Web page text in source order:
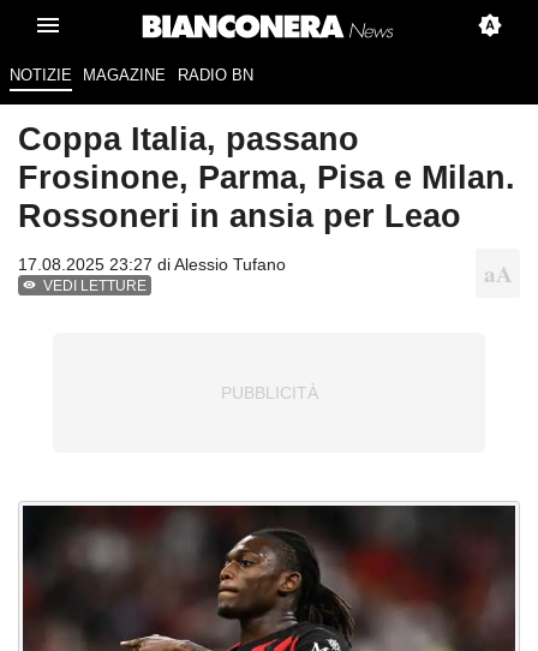
NOTIZIE MAGAZINE RADIO BN
Coppa Italia, passano
Frosinone, Parma, Pisa e Milan.
Rossoneri in ansia per Leao
17.08.2025 23:27 diAlessio Tufano
VEDI LETTURE